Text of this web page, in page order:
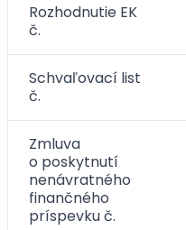
Rozhodnutie EK
č.
Schvaľovací list
č.
Zmluva
o poskytnutí
nenávratného
finančného
príspevku č.